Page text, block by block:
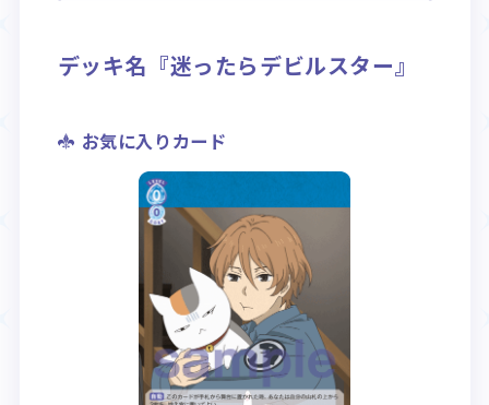
デッキ名『迷ったらデビルスター』
お気に入りカード